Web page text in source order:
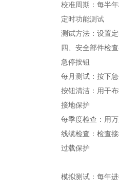
校准周期：每半
定时功能测试
测试方法：设置
四、安全部件检
急停按钮
每月测试：按下
按钮清洁：用干
接地保护
每季度检查：用
线缆检查：检查
过载保护
模拟测试：每年